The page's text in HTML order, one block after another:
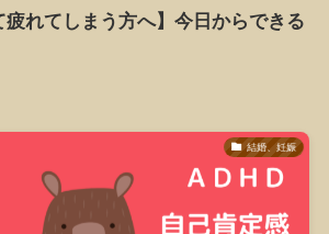
疲れてしまう方へ】今日からできる
結婚、妊娠